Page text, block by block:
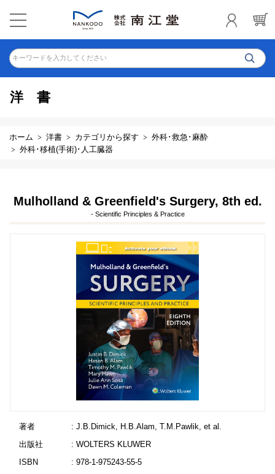
キーワードを入力してください
洋書
ホーム 洋書 カテゴリから探す
外科･救急･麻酔
外科･移植(手術)･人工臓器
Mulholland & Greenfield's Surgery, 8th ed.
- Scientific Principles & Practice
著者
: J.B.Dimick, H.B.Alam, T.M.Pawlik, et al.
出版社
: WOLTERS KLUWER
ISBN
: 978-1-975243-55-5